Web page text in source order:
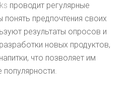
проводит регулярные
понять предпочтения своих
результаты опросов и
новых продуктов,
что позволяет им